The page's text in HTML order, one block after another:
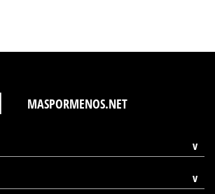
MASPORMENOS.NET